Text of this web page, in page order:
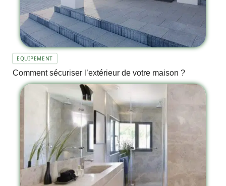
EQUIPEMENT
Comment sécuriser l’extérieur de votre maison ?